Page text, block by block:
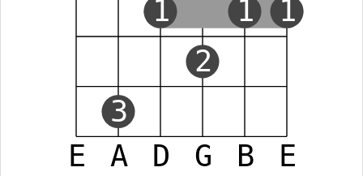
E A D G B E
3
1
2
1 1